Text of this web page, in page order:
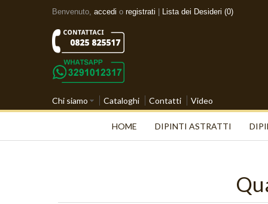
Benvenuto, accedi o registrati Lista dei Desideri (0)
Chi siamo Cataloghi Contatti Video
HOME DIPINTI ASTRATTI